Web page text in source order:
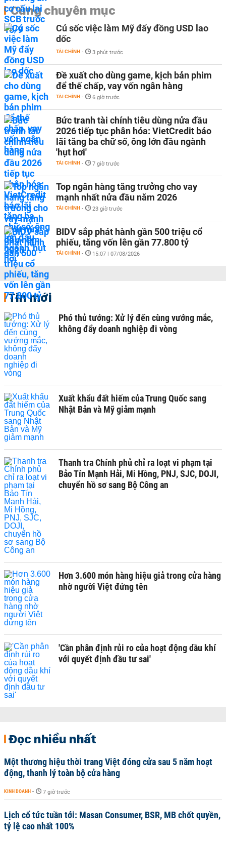
Cùng chuyên mục
Cú sốc việc làm Mỹ đẩy đồng USD lao
dốc
TÀI CHÍNH - 3 phút trước
Đề xuất cho dùng game, kịch bản phim
để thế chấp, vay vốn ngân hàng
TÀI CHÍNH - 6 giờ trước
Bức tranh tài chính tiêu dùng nửa đầu
2026 tiếp tục phân hóa: VietCredit báo
lãi tăng ba chữ số, ông lớn đầu ngành
'hụt hơi'
TÀI CHÍNH - 7 giờ trước
Top ngân hàng tăng trưởng cho vay
mạnh nhất nửa đầu năm 2026
TÀI CHÍNH - 23 giờ trước
BIDV sắp phát hành gần 500 triệu cổ
phiếu, tăng vốn lên gần 77.800 tỷ
TÀI CHÍNH - 15:07 | 07/08/2026
Tin mới
Phó thủ tướng: Xử lý đến cùng vướng mắc,
không đẩy doanh nghiệp đi vòng
Xuất khẩu đất hiếm của Trung Quốc sang
Nhật Bản và Mỹ giảm mạnh
Thanh tra Chính phủ chỉ ra loạt vi phạm tại
Bảo Tín Mạnh Hải, Mi Hồng, PNJ, SJC, DOJI,
chuyển hồ sơ sang Bộ Công an
Hơn 3.600 món hàng hiệu giả trong cửa hàng
nhờ người Việt đứng tên
'Cần phân định rủi ro của hoạt động dầu khí
với quyết định đầu tư sai'
Đọc nhiều nhất
Một thương hiệu thời trang Việt đóng cửa sau 5 năm hoạt
động, thanh lý toàn bộ cửa hàng
KINH DOANH - 7 giờ trước
Lịch cổ tức tuần tới: Masan Consumer, BSR, MB chốt quyền,
tỷ lệ cao nhất 100%